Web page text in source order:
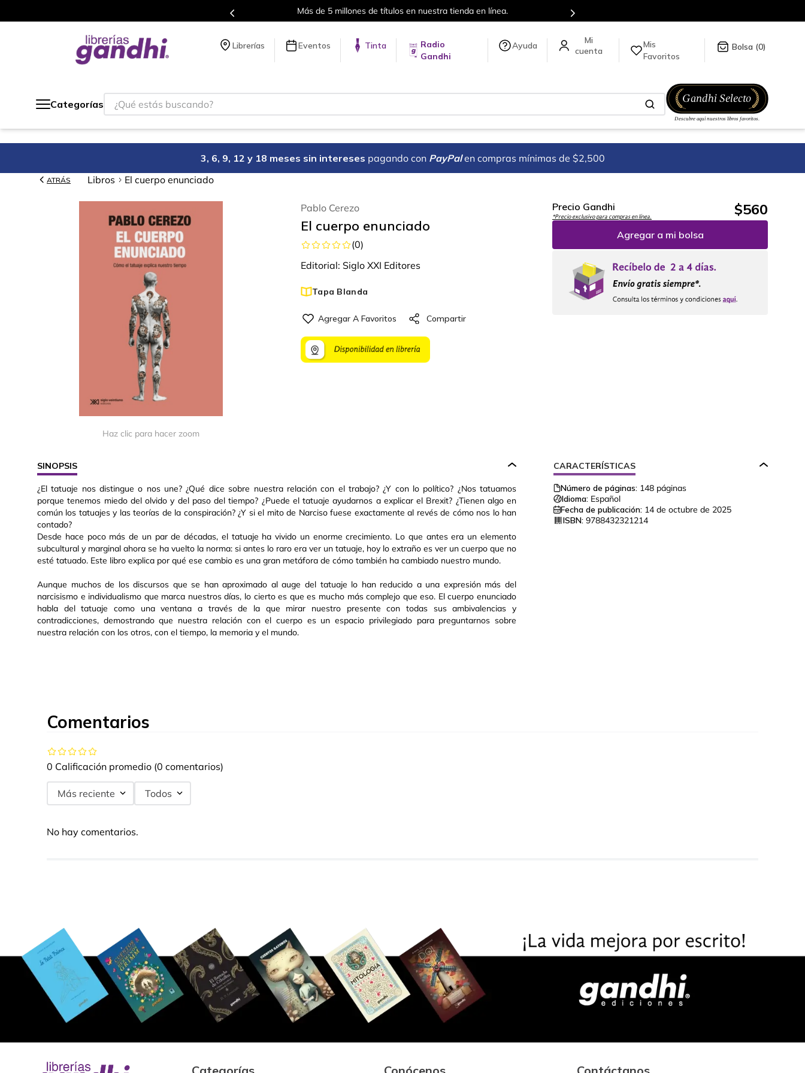
Más de 5 millones de títulos en nuestra tienda en línea.
Librerías Eventos Tinta
Radio
Gandhi
Ayuda
Mis
Favoritos
0
Categorías
¿Qué estás buscando?
3, 6, 9, 12 y 18 meses sin intereses pagando con PayPal en compras mínimas de $2,500
ATRÁS Libros El cuerpo enunciado
Haz clic para hacer zoom
Pablo Cerezo
El cuerpo enunciado
(0)
Editorial: Siglo XXI Editores
Tapa Blanda
Precio Gandhi
*Precio exclusivo para compras en línea. $560
Agregar a mi bolsa
SINOPSIS
¿El tatuaje nos distingue o nos une? ¿Qué dice sobre nuestra relación con el trabajo? ¿Y con lo político? ¿Nos tatuamos
porque tenemos miedo del olvido y del paso del tiempo? ¿Puede el tatuaje ayudarnos a explicar el Brexit? ¿Tienen algo en
común los tatuajes y las teorías de la conspiración? ¿Y si el mito de Narciso fuese exactamente al revés de cómo nos lo han
contado?
Desde hace poco más de un par de décadas, el tatuaje ha vivido un enorme crecimiento. Lo que antes era un elemento
subcultural y marginal ahora se ha vuelto la norma: si antes lo raro era ver un tatuaje, hoy lo extraño es ver un cuerpo que no
esté tatuado. Este libro explica por qué ese cambio es una gran metáfora de cómo también ha cambiado nuestro mundo.
Aunque muchos de los discursos que se han aproximado al auge del tatuaje lo han reducido a una expresión más del
narcisismo e individualismo que marca nuestros días, lo cierto es que es mucho más complejo que eso. El cuerpo enunciado
habla del tatuaje como una ventana a través de la que mirar nuestro presente con todas sus ambivalencias y
contradicciones, demostrando que nuestra relación con el cuerpo es un espacio privilegiado para preguntarnos sobre
nuestra relación con los otros, con el tiempo, la memoria y el mundo.
CARACTERÍSTICAS
Número de páginas: 148 páginas
Idioma: Español
Fecha de publicación: 14 de octubre de 2025
ISBN: 9788432321214
Comentarios
0 Calificación promedio (0 comentarios)
Más reciente Todos
No hay comentarios.